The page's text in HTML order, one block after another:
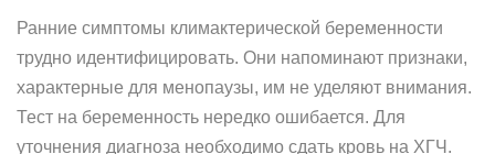
Ранние симптомы климактерической беременности
трудно идентифицировать. Они напоминают признаки,
характерные для менопаузы, им не уделяют внимания.
Тест на беременность нередко ошибается. Для
уточнения диагноза необходимо сдать кровь на ХГЧ.